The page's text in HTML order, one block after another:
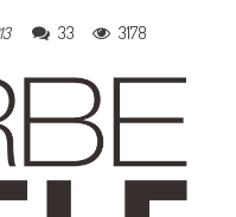
33 3178